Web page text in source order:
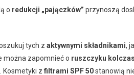
o redukcji „pajączków” przynoszą
tych z aktywnymi składnikami,
można zapomnieć o ruszczyku
Kosmetyki z filtrami SPF 50stanowią